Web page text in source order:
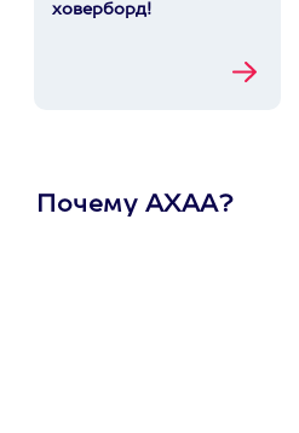
ховерборд!
Почему АХАА?